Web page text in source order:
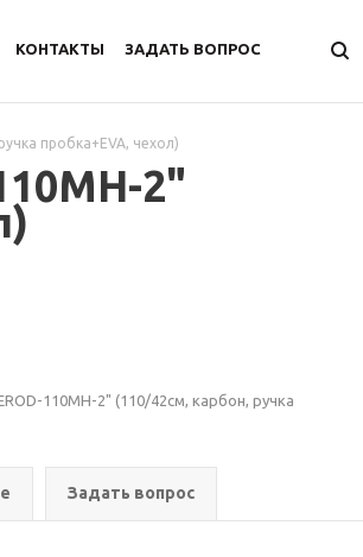
КОНТАКТЫ ЗАДАТЬ ВОПРОС
пробка+EVA, чехол)
2"
110MH-2" (110/42см, карбон, ручка
Задать вопрос